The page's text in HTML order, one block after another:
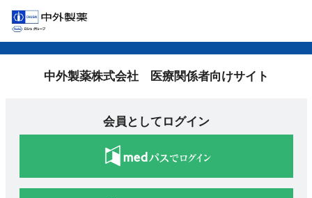
中外製薬株式会社 医療関係者向けサイト
会員としてログイン